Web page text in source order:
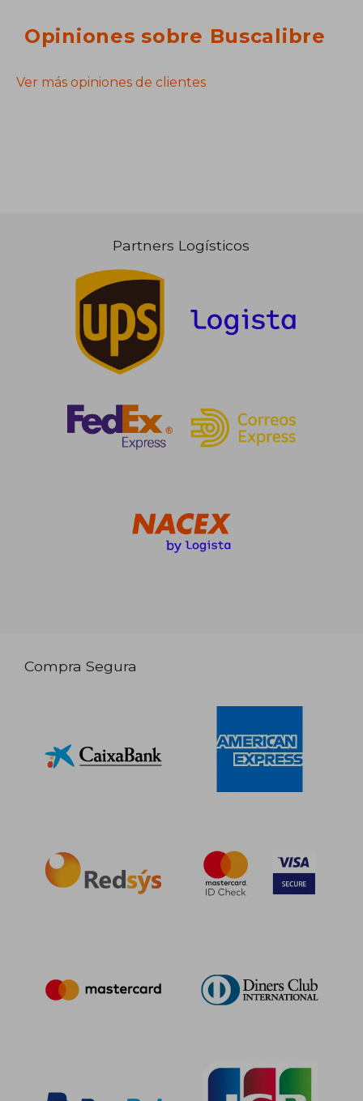
Opiniones sobre Buscalibre
Ver más opiniones de clientes
Partners Logísticos
Compra Segura